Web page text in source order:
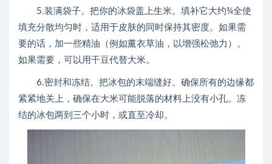
5.装满袋子。把你的冰袋盖上生米。填补它大约¾全使
填充分散均匀时，适用于皮肤的同时保持其密度。如果需
要的话，加一些精油（例如薰衣草油，以增强松弛力）。
如果需要，可以用干豆代替大米。
6.密封和冻结。把冰包的末端缝好。确保所有的边缘都
紧紧地关上，确保在大米可能脱落的材料上没有小孔。冻
结的冰包两到三个小时，或直至冷却。